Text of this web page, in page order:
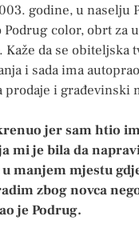
godine, u naselju
color, obrt za
da se obiteljska
i sada ima
prodaje i građevinski
jer sam htio
mi je bila da
manjem mjestu
zbog novca
je Podrug.